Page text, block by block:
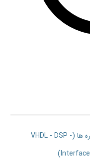
یک برد برای گذراندن تمام دوره ها (VHDL - DSP -